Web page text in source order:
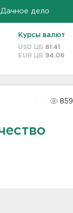
Дачное дело
Курсы валют
USD ЦБ 81.41
EUR ЦБ 94.06
859